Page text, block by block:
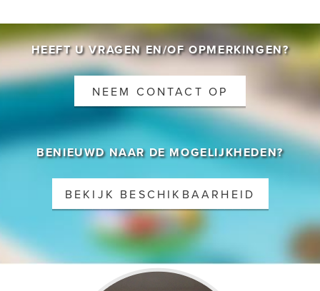
HEEFT U VRAGEN EN/OF OPMERKINGEN?
NEEM CONTACT OP
BENIEUWD NAAR DE MOGELIJKHEDEN?
BEKIJK BESCHIKBAARHEID